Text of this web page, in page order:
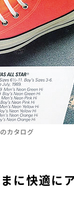
カタログ
に快適に